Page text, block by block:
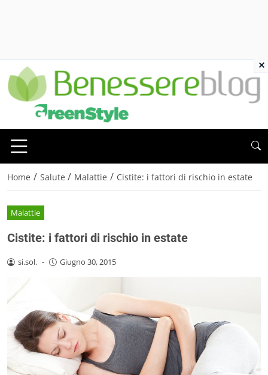
Home / Salute / Malattie / Cistite: i fattori di rischio in estate
Malattie
Cistite: i fattori di rischio in estate
si.sol. - Giugno 30, 2015
×